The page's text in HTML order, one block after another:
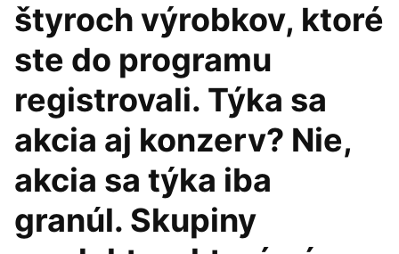
štyroch výrobkov, ktoré
ste do programu
registrovali. Týka sa
akcia aj konzerv? Nie,
akcia sa týka iba
granúl. Skupiny